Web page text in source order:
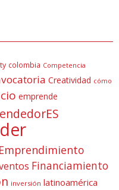
colombia Competencia
Creatividad cómo
emprende
Emprendimiento
Financiamiento
inversión latinoamérica